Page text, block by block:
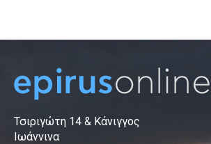
Τσιριγώτη 14 & Κάνιγγος
Ιωάννινα